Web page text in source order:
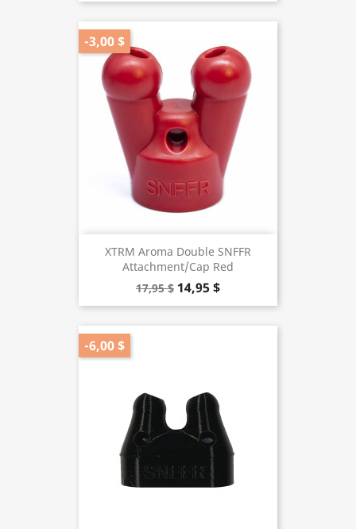
XTRM Aroma Double SNFFR
Attachment/Cap Red
17,95 $ 14,95 $
-3,00 $
-6,00 $